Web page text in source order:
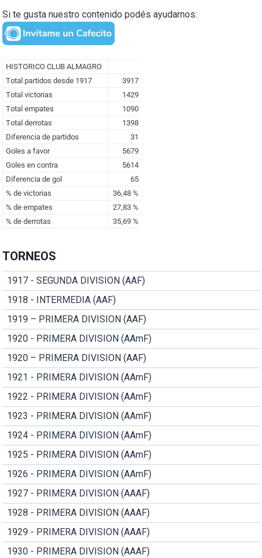
Si te gusta nuestro contenido podés ayudarnos:
TORNEOS
1917 - SEGUNDA DIVISION (AAF)
1918 - INTERMEDIA (AAF)
1919 – PRIMERA DIVISION (AAF)
1920 - PRIMERA DIVISION (AAmF)
1920 – PRIMERA DIVISION (AAF)
1921 - PRIMERA DIVISION (AAmF)
1922 - PRIMERA DIVISION (AAmF)
1923 - PRIMERA DIVISION (AAmF)
1924 - PRIMERA DIVISION (AAmF)
1925 - PRIMERA DIVISION (AAmF)
1926 - PRIMERA DIVISION (AAmF)
1927 - PRIMERA DIVISION (AAAF)
1928 - PRIMERA DIVISION (AAAF)
1929 - PRIMERA DIVISION (AAAF)
1930 - PRIMERA DIVISION (AAAF)